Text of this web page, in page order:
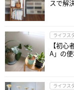
スで解
ライフス
【初
A」の
ライフス